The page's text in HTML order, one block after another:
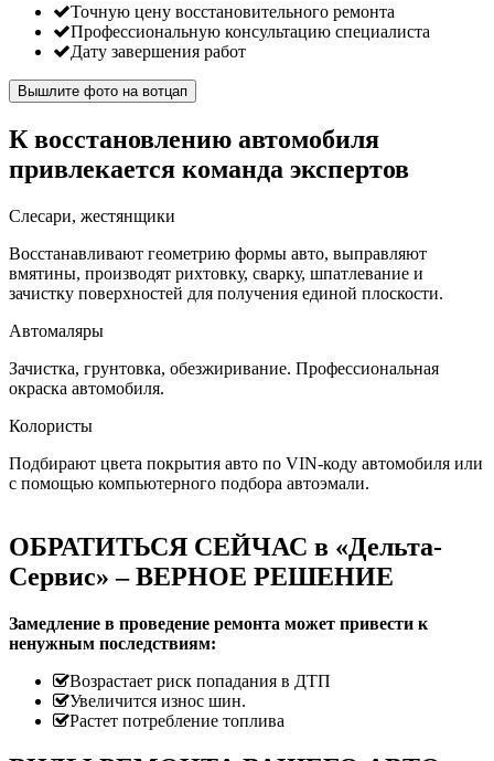
Точную цену восстановительного ремонта
Профессиональную консультацию специалиста
Дату завершения работ
Вышлите фото на вотцап
К восстановлению автомобиля
привлекается команда экспертов
Слесари, жестянщики
Восстанавливают геометрию формы авто, выправляют
вмятины, производят рихтовку, сварку, шпатлевание и
зачистку поверхностей для получения единой плоскости.
Автомаляры
Зачистка, грунтовка, обезжиривание. Профессиональная
окраска автомобиля.
Колористы
Подбирают цвета покрытия авто по VIN-коду автомобиля или
с помощью компьютерного подбора автоэмали.
ОБРАТИТЬСЯ СЕЙЧАС в «Дельта-
Сервис» – ВЕРНОЕ РЕШЕНИЕ
Замедление в проведение ремонта может привести к
ненужным последствиям:
Возрастает риск попадания в ДТП
Увеличится износ шин.
Растет потребление топлива